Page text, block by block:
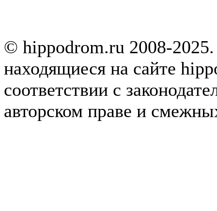
© hippodrom.ru 2008-
находящиеся на сайте
соответствии с
авторском праве и